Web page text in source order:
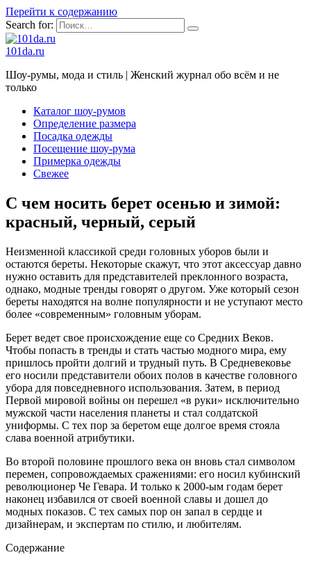
Перейти к содержанию
Search for:
101da.ru
Шоу-румы, мода и стиль | Женский журнал обо всём и не
только
Каталог шоу-румов
Определение размера
Посадка одежды
Посещение шоу-рума
Примерка одежды
Свежее
С чем носить берет осенью и зимой:
красный, черный, серый
Неизменной классикой среди головных уборов были и
остаются береты. Некоторые скажут, что этот аксессуар давно
нужно оставить для представителей преклонного возраста,
однако, модные тренды говорят о другом. Уже который сезон
береты находятся на волне популярности и не уступают место
более «современным» головным уборам.
Берет ведет свое происхождение еще со Средних Веков.
Чтобы попасть в тренды и стать частью модного мира, ему
пришлось пройти долгий и трудный путь. В Средневековье
его носили представители обоих полов в качестве головного
убора для повседневного использования. Затем, в период
Первой мировой войны он перешел «в руки» исключительно
мужской части населения планеты и стал солдатской
униформы. С тех пор за беретом еще долгое время стояла
слава военной атрибутики.
Во второй половине прошлого века он вновь стал символом
перемен, сопровождаемых сражениями: его носил кубинский
революционер Че Гевара. И только к 2000-ым годам берет
наконец избавился от своей военной славы и дошел до
модных показов. С тех самых пор он запал в сердце и
дизайнерам, и экспертам по стилю, и любителям.
Содержание